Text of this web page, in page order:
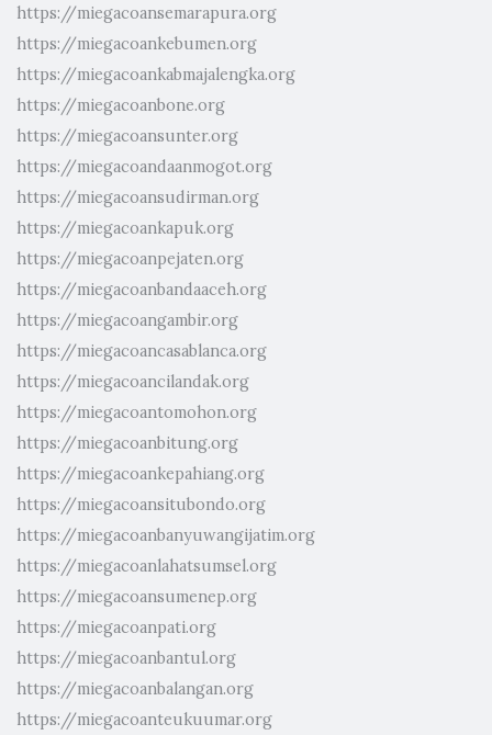
https://miegacoansemarapura.org
https://miegacoankebumen.org
https://miegacoankabmajalengka.org
https://miegacoanbone.org
https://miegacoansunter.org
https://miegacoandaanmogot.org
https://miegacoansudirman.org
https://miegacoankapuk.org
https://miegacoanpejaten.org
https://miegacoanbandaaceh.org
https://miegacoangambir.org
https://miegacoancasablanca.org
https://miegacoancilandak.org
https://miegacoantomohon.org
https://miegacoanbitung.org
https://miegacoankepahiang.org
https://miegacoansitubondo.org
https://miegacoanbanyuwangijatim.org
https://miegacoanlahatsumsel.org
https://miegacoansumenep.org
https://miegacoanpati.org
https://miegacoanbantul.org
https://miegacoanbalangan.org
https://miegacoanteukuumar.org